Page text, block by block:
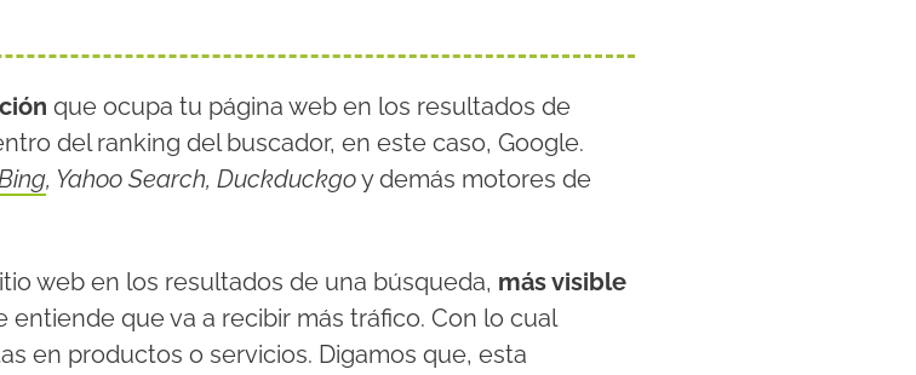
que ocupa tu página web en los resultados de
del ranking del buscador, en este caso, Google.
, Yahoo Search, Duckduckgoy demás motores de
web en los resultados de una búsqueda, más visible
entiende que va a recibir más tráfico. Con lo cual
en productos o servicios. Digamos que, esta